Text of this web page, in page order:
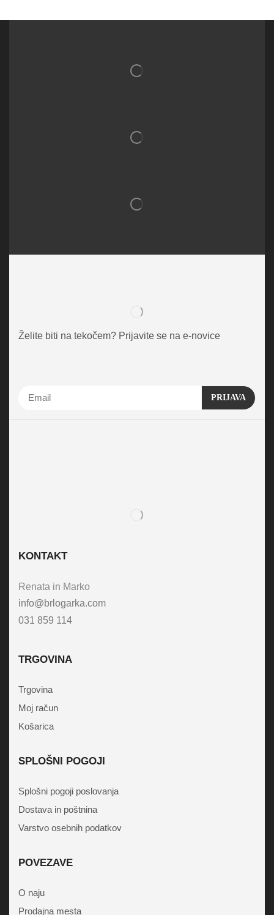
Želite biti na tekočem? Prijavite se na e-novice
KONTAKT
Renata in Marko
info@brlogarka.com
031 859 114
TRGOVINA
Trgovina
Moj račun
Košarica
SPLOŠNI POGOJI
Splošni pogoji poslovanja
Dostava in poštnina
Varstvo osebnih podatkov
POVEZAVE
O naju
Prodajna mesta